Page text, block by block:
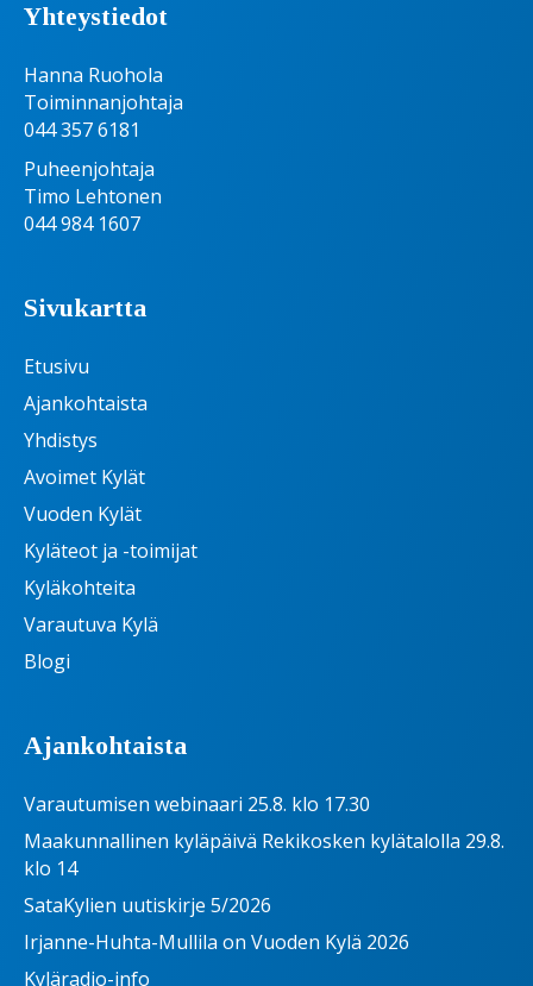
Yhteystiedot
Hanna Ruohola
Toiminnanjohtaja
044 357 6181
Puheenjohtaja
Timo Lehtonen
044 984 1607
Sivukartta
Etusivu
Ajankohtaista
Yhdistys
Avoimet Kylät
Vuoden Kylät
Kyläteot ja -toimijat
Kyläkohteita
Varautuva Kylä
Blogi
Ajankohtaista
Varautumisen webinaari 25.8. klo 17.30
Maakunnallinen kyläpäivä Rekikosken kylätalolla 29.8.
klo 14
SataKylien uutiskirje 5/2026
Irjanne-Huhta-Mullila on Vuoden Kylä 2026
Kyläradio-info